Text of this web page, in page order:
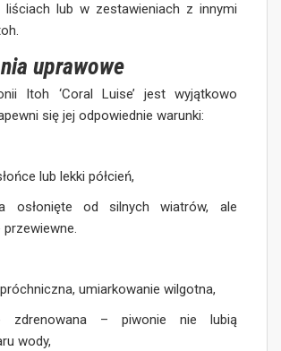
liściach lub w zestawieniach z innymi
uprawowe
Itoh ‘Coral Luise’ jest wyjątkowo
się jej odpowiednie warunki:
lub lekki półcień,
osłonięte od silnych wiatrów, ale
przewiewne.
umiarkowanie wilgotna,
zdrenowana – piwonie nie lubią
wody,